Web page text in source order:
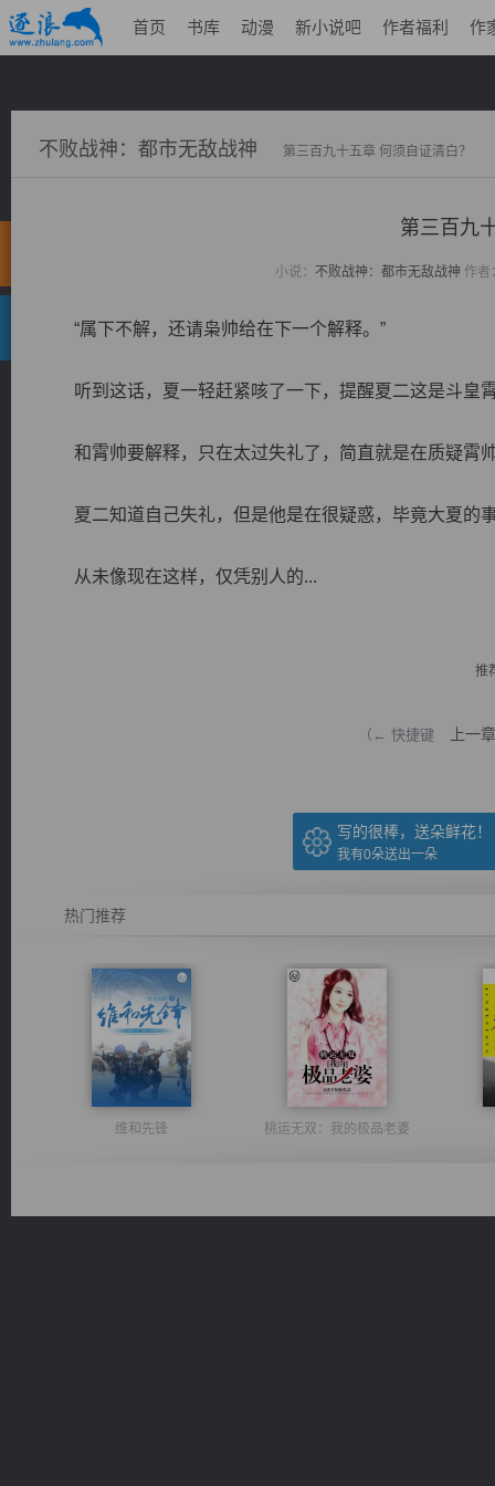
首页 书库 动漫 新小说吧 作者福利 作
不败战神：都市无敌战神 第三百九十五章 何须自证清白？
第三百九
小说： 不败战神：都市无敌战神 作者
“属下不解，还请枭帅给在下一个解释。”
听到这话，夏一轻赶紧咳了一下，提醒夏二这是斗皇
和霄帅要解释，只在太过失礼了，简直就是在质疑霄
夏二知道自己失礼，但是他是在很疑惑，毕竟大夏的
从未像现在这样，仅凭别人的...
推
（← 快捷键 上一章
写的很棒，送朵鲜花！
我有0朵送出一朵
热门推荐
维和先锋 桃运无双：我的极品老婆